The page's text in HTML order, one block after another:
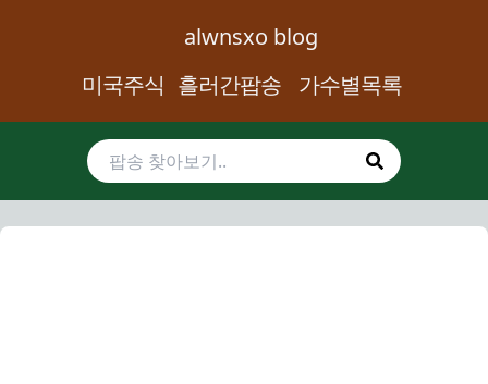
alwnsxo blog
미국주식 흘러간팝송 가수별목록